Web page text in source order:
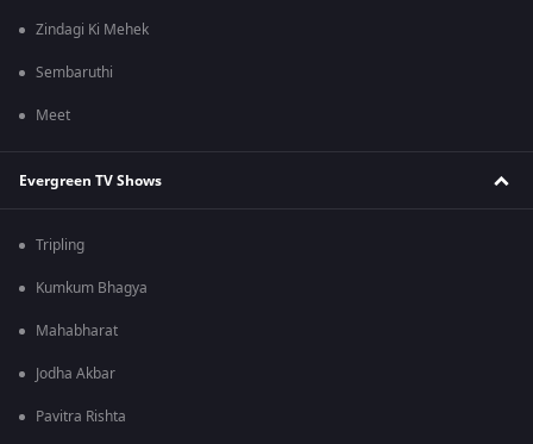
Zindagi Ki Mehek
Sembaruthi
Meet
Evergreen TV Shows
Tripling
Kumkum Bhagya
Mahabharat
Jodha Akbar
Pavitra Rishta